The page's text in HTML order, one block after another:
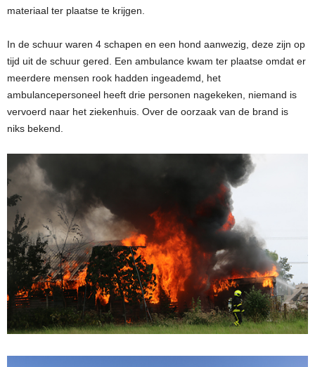
materiaal ter plaatse te krijgen.
In de schuur waren 4 schapen en een hond aanwezig, deze zijn op
tijd uit de schuur gered. Een ambulance kwam ter plaatse omdat er
meerdere mensen rook hadden ingeademd, het
ambulancepersoneel heeft drie personen nagekeken, niemand is
vervoerd naar het ziekenhuis. Over de oorzaak van de brand is
niks bekend.